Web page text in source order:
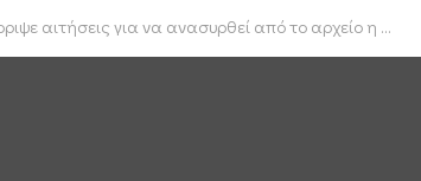
αιτήσεις για να ανασυρθεί από το αρχείο η ...
διαθέσιμο εισόδημα των νοικοκυριών